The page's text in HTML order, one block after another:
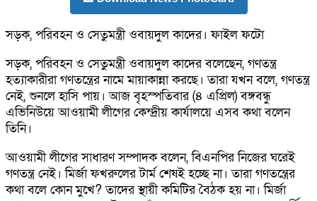
সড়ক, পরিবহন ও সেতুমন্ত্রী ওবায়দুল কাদের। ফাইল ফটো
সড়ক, পরিবহন ও সেতুমন্ত্রী ওবায়দুল কাদের বলেছেন, গণতন্ত্র
হত্যাকারীরা গণতন্ত্রের নামে মায়াকান্না করছে। তারা যখন বলে, গণতন্ত্র
নেই, শুনলে হাসি পায়। আজ বৃহস্পতিবার (৪ এপ্রিল) বঙ্গবন্ধু
এভিনিউয়ে আওয়ামী লীগের কেন্দ্রীয় কার্যালয়ে এসব কথা বলেন
তিনি।
আওয়ামী লীগের সাধারণ সম্পাদক বলেন, বিএনপির নিজের ঘরেই
গণতন্ত্র নেই। মির্জা ফখরুলের টার্ম শেষই হচ্ছে না। তারা গণতন্ত্রের
কথা বলে কোন মুখে? তাদের স্থায়ী কমিটির বৈঠক হয় না। মির্জা